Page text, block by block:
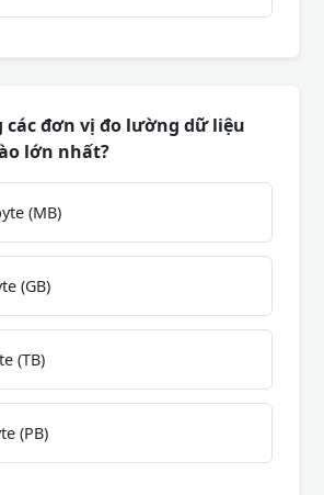
các đơn vị đo lường dữ liệu
lớn nhất?
(MB)
(GB)
(TB)
(PB)